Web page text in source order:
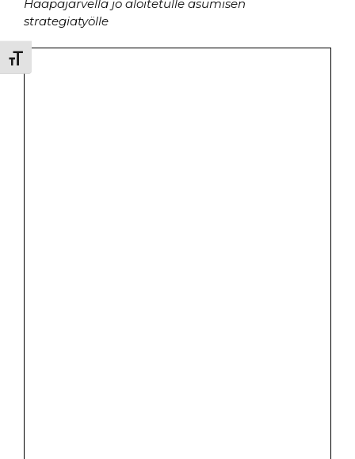
Toggle Font size
Haapajärvellä jo aloitetulle asumisen
strategiatyölle